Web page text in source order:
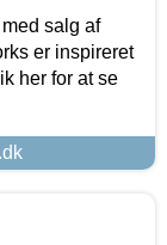
salg af
er inspireret
her for at se